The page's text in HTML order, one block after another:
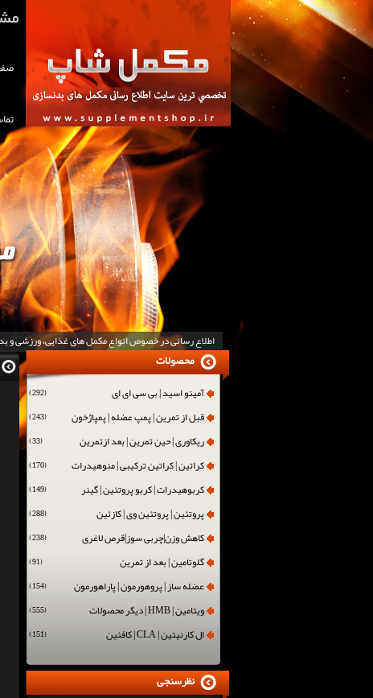
اطلاع رسانی در خصوص انواع مکمل های غذایی، ورزشی و
آمینو اسید | بی سی ای ای (292)
قبل از تمرین | پمپ عضله | پمپاژخون (243)
ریکاوری | حین تمرین | بعد ازتمرین (33)
کراتین | کراتین ترکیبی | منوهیدرات (170)
کربوهیدرات | کربو پروتئین | گینر (149)
پروتئین | پروتئین وی | کازئین (288)
کاهش وزن|چربی سوز|قرص لاغری (238)
گلوتامین | بعد از تمرین (91)
عضله ساز | پروهورمون | پاراهورمون (154)
ویتامین | HMB | دیگر محصولات (555)
ال کارنیتین | CLA | کافئین (151)
محصولات
نظرسنجی